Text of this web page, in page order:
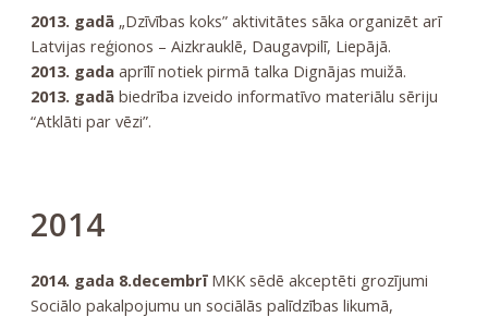
2013. gadā„Dzīvības koks” aktivitātes sāka organizēt arī
Latvijas reģionos – Aizkrauklē, Daugavpilī, Liepājā.
2013. gadaaprīlī notiek pirmā talka Dignājas muižā.
2013. gadābiedrība izveido informatīvo materiālu sēriju
“Atklāti par vēzi”.
2014
2014. gada 8.decembrīMKK sēdē akceptēti grozījumi
Sociālo pakalpojumu un sociālās palīdzības likumā,